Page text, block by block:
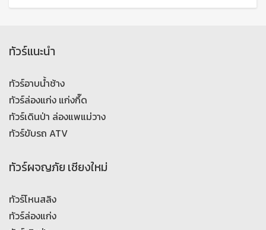
ทัวร์แนะนำ
ทัวร์อาบน้ำช้าง
ทัวร์ล่องแก่ง แก่งกึ๊ด
ทัวร์เดินป่า ล่องแพแม่วาง
ทัวร์ขับรถ ATV
ทัวร์ผจญภัย เชียงใหม่
ทัวร์โหนสลิง
ทัวร์ล่องแก่ง